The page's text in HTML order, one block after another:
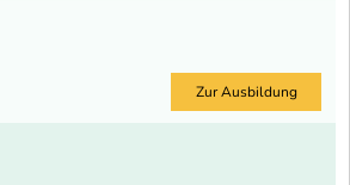
Zur Ausbildung